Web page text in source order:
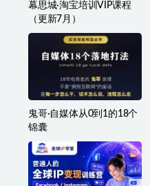
幕思城·淘宝培训VIP课程
（更新7月）
鬼哥·自媒体从0到1的18个
锦囊